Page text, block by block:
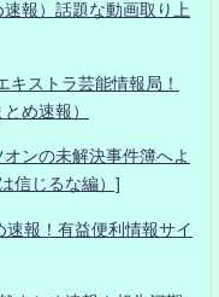
報）話題な動画取り上
キストラ芸能情報局！
め速報）
ンの未解決事件簿へよ
信じるな編）]
報！有益便利情報サイ